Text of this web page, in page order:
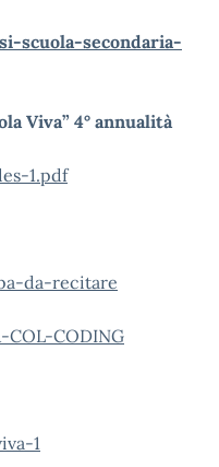
scuola-secondaria-
Viva” 4° annualità
1.pdf
da-recitare
COL-CODING
1